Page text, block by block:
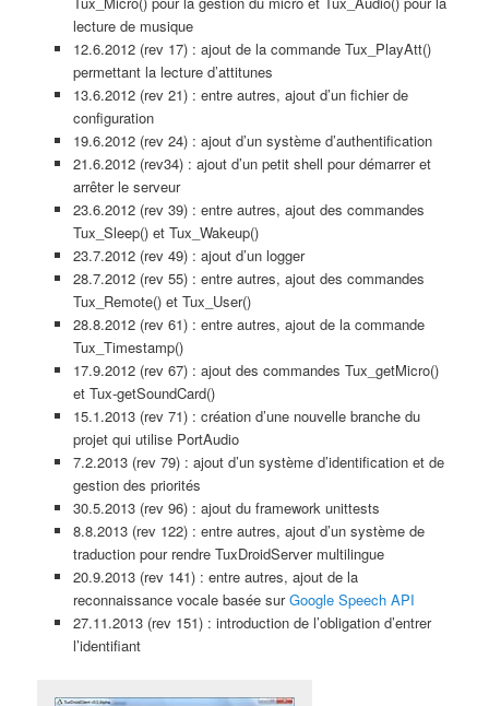
lecture de musique
12.6.2012 (rev 17) : ajout de la commande Tux_PlayAtt()
permettant la lecture d’attitunes
13.6.2012 (rev 21) : entre autres, ajout d’un fichier de
configuration
19.6.2012 (rev 24) : ajout d’un système d’authentification
21.6.2012 (rev34) : ajout d’un petit shell pour démarrer et
arrêter le serveur
23.6.2012 (rev 39) : entre autres, ajout des commandes
Tux_Sleep() et Tux_Wakeup()
23.7.2012 (rev 49) : ajout d’un logger
28.7.2012 (rev 55) : entre autres, ajout des commandes
Tux_Remote() et Tux_User()
28.8.2012 (rev 61) : entre autres, ajout de la commande
Tux_Timestamp()
17.9.2012 (rev 67) : ajout des commandes Tux_getMicro()
et Tux-getSoundCard()
15.1.2013 (rev 71) : création d’une nouvelle branche du
projet qui utilise PortAudio
7.2.2013 (rev 79) : ajout d’un système d’identification et de
gestion des priorités
30.5.2013 (rev 96) : ajout du framework unittests
8.8.2013 (rev 122) : entre autres, ajout d’un système de
traduction pour rendre TuxDroidServer multilingue
20.9.2013 (rev 141) : entre autres, ajout de la
reconnaissance vocale basée surGoogle Speech API
27.11.2013 (rev 151) : introduction de l’obligation d’entrer
l’identifiant